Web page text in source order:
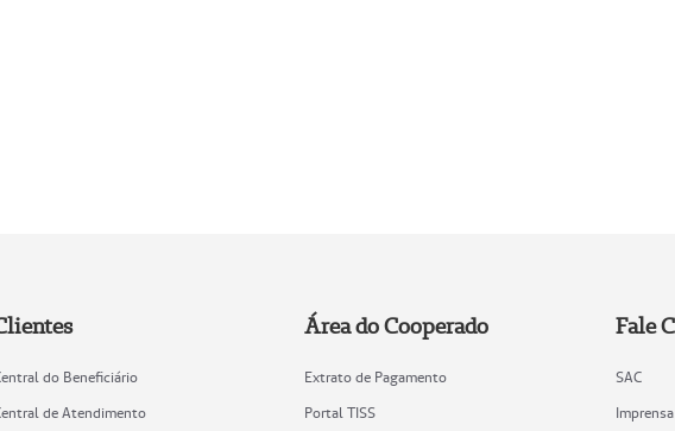
do Beneficiário
de Atendimento
Área do Cooperado
Extrato de Pagamento
Portal TISS
Fale
SAC
Imprensa